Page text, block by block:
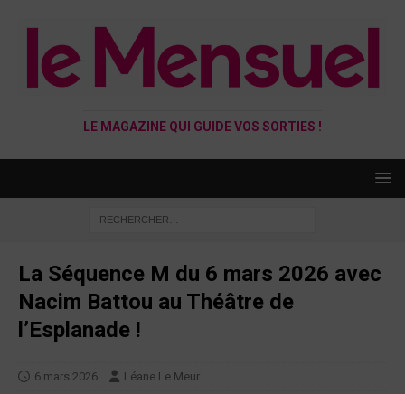
LE MAGAZINE QUI GUIDE VOS SORTIES !
La Séquence M du 6 mars 2026 avec
Nacim Battou au Théâtre de
l’Esplanade !
6 mars 2026 Léane Le Meur